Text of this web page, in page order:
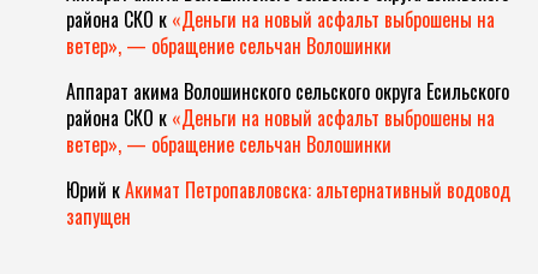
района СКО к «Деньги на новый асфальт выброшены на
ветер», — обращение сельчан Волошинки
Аппарат акима Волошинского сельского округа Есильского
района СКО к «Деньги на новый асфальт выброшены на
ветер», — обращение сельчан Волошинки
Юрий кАкимат Петропавловска: альтернативный водовод
запущен